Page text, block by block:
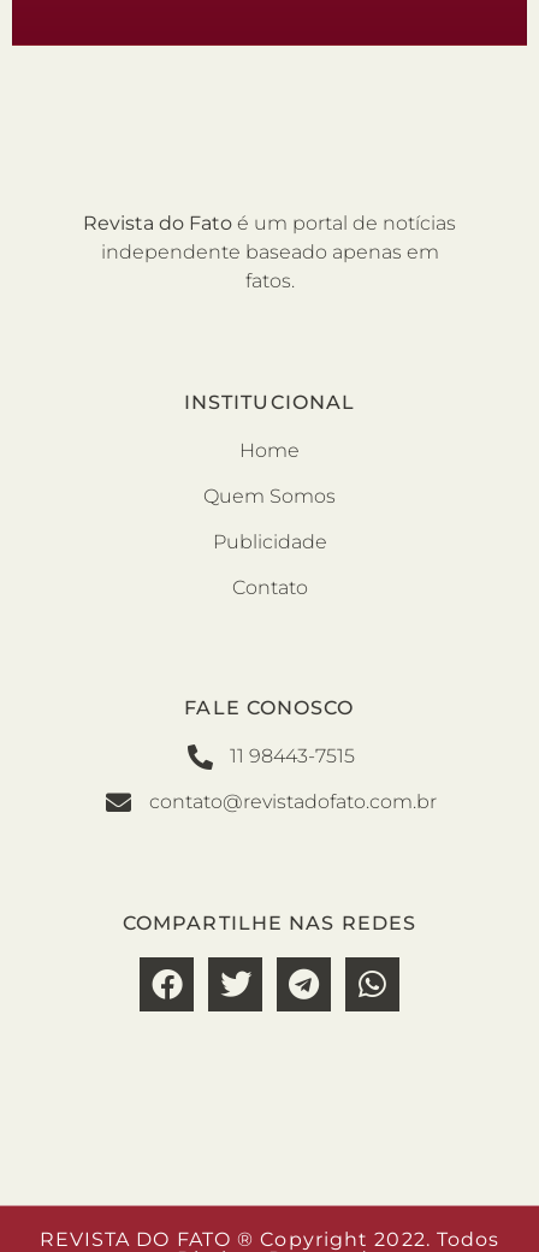
Revista do Fato é um portal de notícias
independente baseado apenas em
fatos.
INSTITUCIONAL
Home
Quem Somos
Publicidade
Contato
FALE CONOSCO
11 98443-7515
contato@revistadofato.com.br
COMPARTILHE NAS REDES
REVISTA DO FATO ® Copyright 2022. Todos